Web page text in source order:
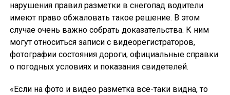
нарушения правил разметки в снегопад водители
имеют право обжаловать такое решение. В этом
случае очень важно собрать доказательства. К ним
могут относиться записи с видеорегистраторов,
фотографии состояния дороги, официальные справки
о погодных условиях и показания свидетелей.
«Если на фото и видео разметка все-таки видна, то